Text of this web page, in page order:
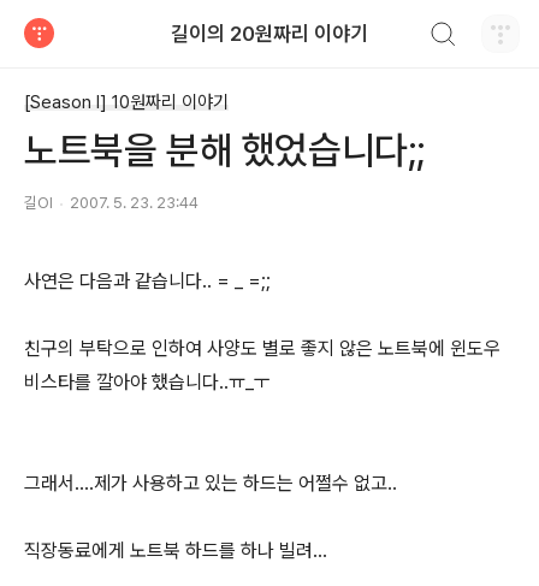
길이의 20원짜리 이야기
[Season I] 10원짜리 이야기
노트북을 분해 했었습니다;;
길OI 2007. 5. 23. 23:44
사연은 다음과 같습니다.. = _ =;;
친구의 부탁으로 인하여 사양도 별로 좋지 않은 노트북에 윈도우
비스타를 깔아야 했습니다..ㅠ_ㅜ
그래서....제가 사용하고 있는 하드는 어쩔수 없고..
직장동료에게 노트북 하드를 하나 빌려...